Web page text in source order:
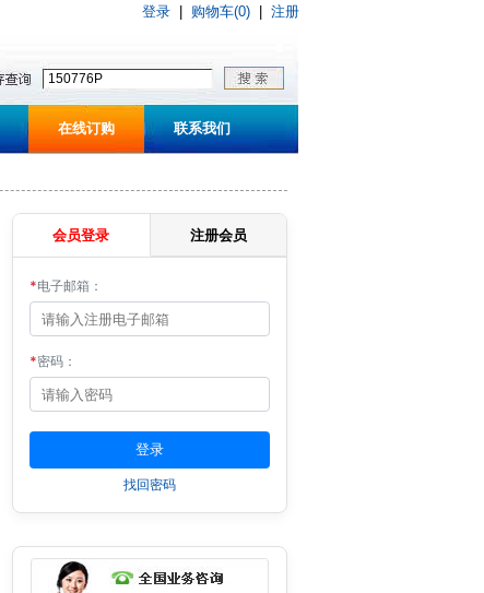
登录 购物车(0) 注册
在线订购 联系我们
会员登录 注册会员
*电子邮箱：
*密码：
找回密码